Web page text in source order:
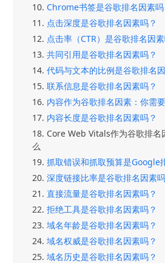
10. Chrome书签是谷歌排名因素吗
11. 点击深度是谷歌排名因素吗？
12. 点击率（CTR）是谷歌排名因
13. 共同引用是谷歌排名因素吗？
14. 代码与文本的比例是谷歌排名
15. 联系信息是谷歌排名因素吗？
16. 内容作为谷歌排名因素：你需
17. 内容长度是谷歌排名因素吗？
18. Core Web Vitals作为谷歌排名
么
19. 抓取错误和抓取预算是Google
20. 深度链接比率是谷歌排名因素
21. 直接流量是谷歌排名因素吗？
22. 拒绝工具是谷歌排名因素吗？
23. 域名年龄是谷歌排名因素吗？
24. 域名权威是谷歌排名因素吗？
25. 域名历史是谷歌排名因素吗？